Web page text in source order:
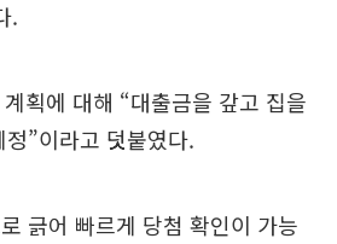
.
획에 대해 “대출금을 갚고 집을
”이라고 덧붙였다.
긁어 빠르게 당첨 확인이 가능